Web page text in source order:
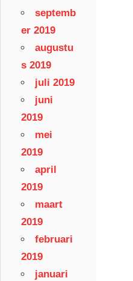
septemb
er 2019
augustu
s 2019
juli 2019
juni
2019
mei
2019
april
2019
maart
2019
februari
2019
januari